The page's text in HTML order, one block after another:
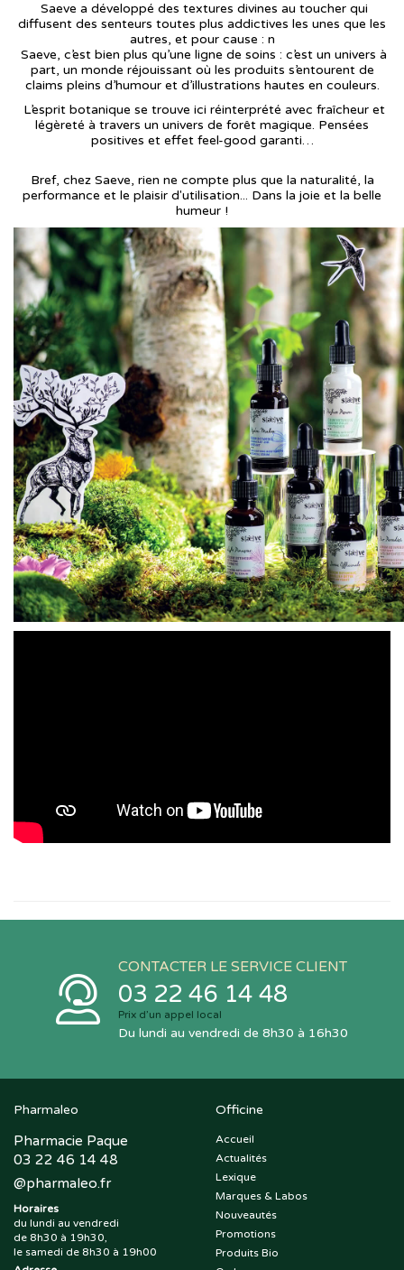
Saeve a développé des textures divines au toucher qui
diffusent des senteurs toutes plus addictives les unes que les
autres, et pour cause : n
Saeve, c’est bien plus qu’une ligne de soins : c’est un univers à
part, un monde réjouissant où les produits s’entourent de
claims pleins d’humour et d’illustrations hautes en couleurs.
L’esprit botanique se trouve ici réinterprété avec fraîcheur et
légèreté à travers un univers de forêt magique. Pensées
positives et effet feel-good garanti…
Bref, chez Saeve, rien ne compte plus que la naturalité, la
performance et le plaisir d'utilisation... Dans la joie et la belle
humeur !
CONTACTER LE SERVICE CLIENT
03 22 46 14 48
Prix d’un appel local
Du lundi au vendredi de 8h30 à 16h30
Pharmaleo
Pharmacie Paque
03 22 46 14 48
@pharmaleo.fr
Horaires
du lundi au vendredi
de 8h30 à 19h30,
le samedi de 8h30 à 19h00
Officine
Accueil
Actualités
Lexique
Marques & Labos
Nouveautés
Promotions
Produits Bio